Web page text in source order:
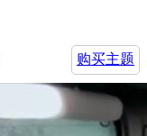
购买主题